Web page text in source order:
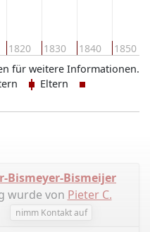
1820 1830 1840 1850
für weitere Informationen.
Eltern
Bismeyer-Bismeijer
wurde von Pieter C.
nimm Kontakt auf